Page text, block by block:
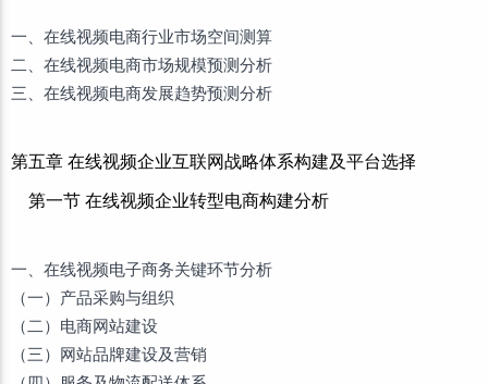
一、在线视频电商行业市场空间测算
二、在线视频电商市场规模预测分析
三、在线视频电商发展趋势预测分析
第五章 在线视频企业互联网战略体系构建及平台选择
第一节 在线视频企业转型电商构建分析
一、在线视频电子商务关键环节分析
（一）产品采购与组织
（二）电商网站建设
（三）网站品牌建设及营销